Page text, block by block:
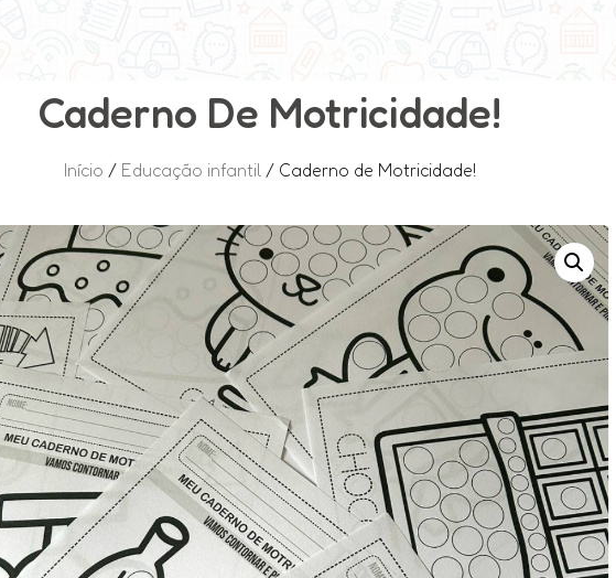
Caderno De Motricidade!
Início / Educação infantil / Caderno de Motricidade!